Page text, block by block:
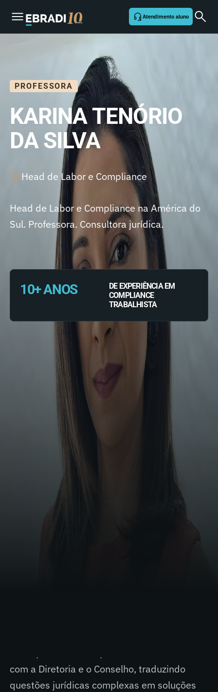
Atendimento aluno
PROFESSORA
KARINA TENÓRIO
DA SILVA
Head de Labor e Compliance
Head de Labor e Compliance na América do
Sul. Professora. Consultora jurídica.
10+ ANOS
DE EXPERIÊNCIA EM
COMPLIANCE
TRABALHISTA
SIGA NAS REDES
Com mais de uma década de experiência em
Direito e Compliance Trabalhista, sua carreira
é marcada pela gestão estratégica de
contenciosos e pela elaboração de políticas
inovadoras, sempre alinhadas aos objetivos
das empresas em que atuou. Sua atuação
prioriza a prevenção e mitigação de riscos,
com a Diretoria e o Conselho, traduzindo
questões jurídicas complexas em soluções